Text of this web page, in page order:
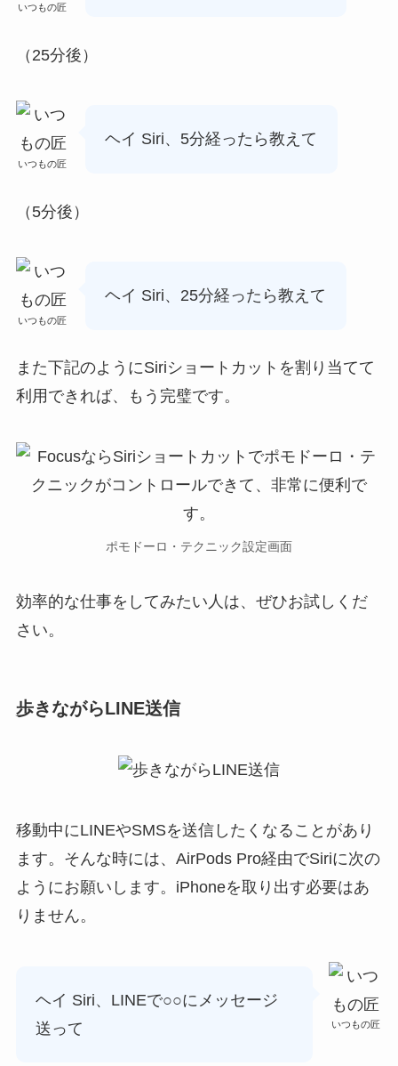
いつもの匠
（25分後）
いつもの匠
ヘイ Siri、5分経ったら教えて
（5分後）
いつもの匠
ヘイ Siri、25分経ったら教えて
また下記のようにSiriショートカットを割り当てて
利用できれば、もう完璧です。
ポモドーロ・テクニック設定画面
効率的な仕事をしてみたい人は、ぜひお試しくだ
さい。
歩きながらLINE送信
移動中にLINEやSMSを送信したくなることがあり
ます。そんな時には、AirPods Pro経由でSiriに次の
ようにお願いします。iPhoneを取り出す必要はあ
りません。
いつもの匠
ヘイ Siri、LINEで○○にメッセージ
送って